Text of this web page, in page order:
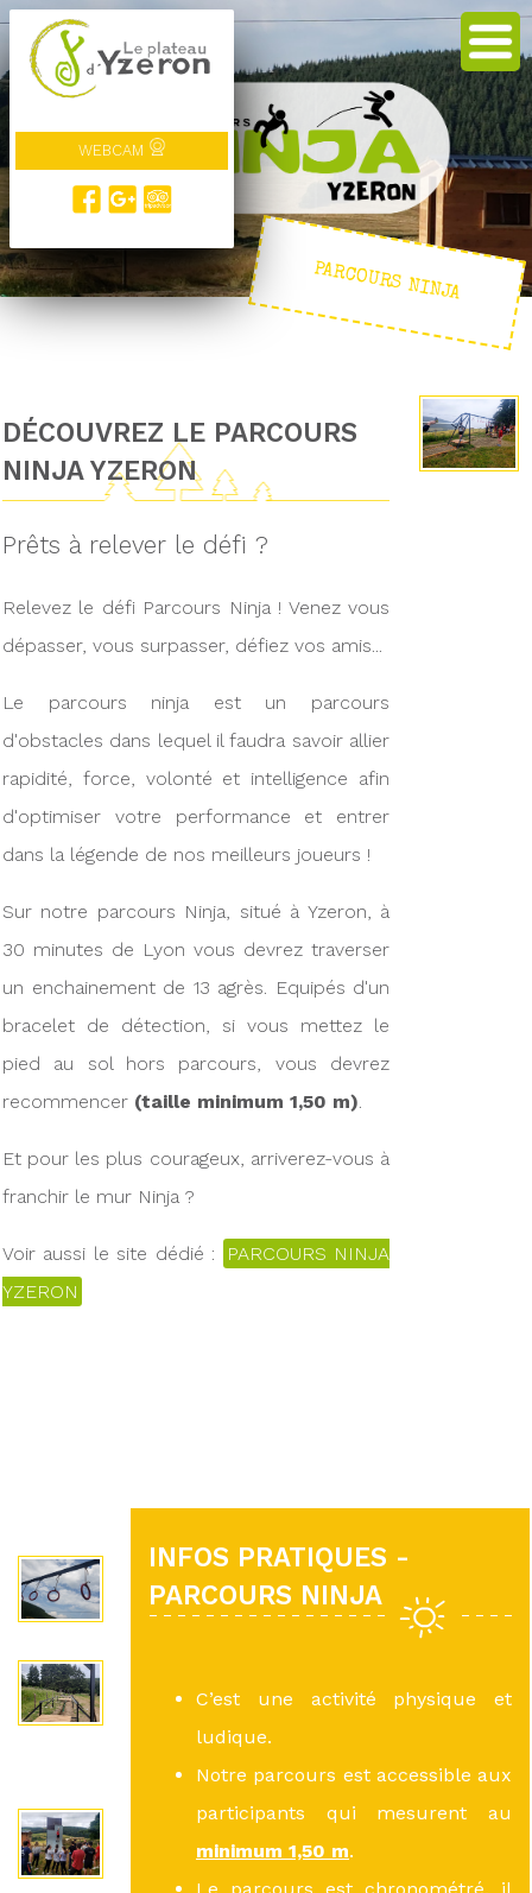
WEBCAM
PARCOURS NINJA
DÉCOUVREZ LE PARCOURS
NINJA YZERON
Prêts à relever le défi ?
Relevez le défi Parcours Ninja ! Venez vous
dépasser, vous surpasser, défiez vos amis...
Le parcours ninja est un parcours
d'obstacles dans lequel il faudra savoir allier
rapidité, force, volonté et intelligence afin
d'optimiser votre performance et entrer
dans la légende de nos meilleurs joueurs !
Sur notre parcours Ninja, situé à Yzeron, à
30 minutes de Lyon vous devrez traverser
un enchainement de 13 agrès. Equipés d'un
bracelet de détection, si vous mettez le
pied au sol hors parcours, vous devrez
recommencer (taille minimum 1,50 m)
Et pour les plus courageux, arriverez-vous à
franchir le mur Ninja ?
Voir aussi le site dédié :
PARCOURS NINJA
YZERON
INFOS PRATIQUES -
PARCOURS NINJA
C’est une activité physique et
ludique.
Notre parcours est accessible aux
participants qui mesurent au
minimum 1,50 m.